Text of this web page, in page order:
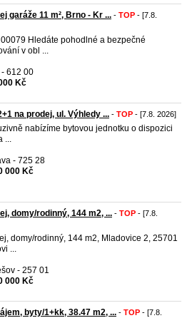
garáže 11 m², Brno - Kr ... - TOP - [7.8.
00079 Hledáte pohodlné a bezpečné
v obl ...
- 612 00
Kč
na prodej, ul. Výhledy ... - TOP - [7.8. 2026]
nabízíme bytovou jednotku o dispozici
...
- 725 28
000 Kč
domy/rodinný, 144 m2, ... - TOP - [7.8.
domy/rodinný, 144 m2, Mladovice 2, 25701
...
- 257 01
000 Kč
byty/1+kk, 38.47 m2, ... - TOP - [7.8.